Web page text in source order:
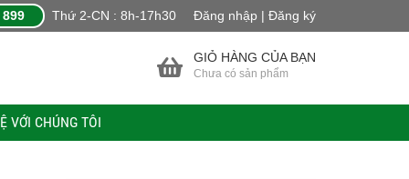
Thứ 2-CN : 8h-17h30 Đăng nhập | Đăng ký
GIỎ HÀNG CỦA BẠN
Chưa có sản phẩm
VỚI CHÚNG TÔI